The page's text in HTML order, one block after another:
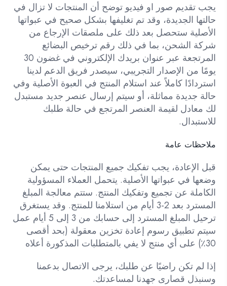
يجب تقديم صور او فيديو توضح أن المنتجات لا تزال في
حالتها الجديدة، وقد تم تغليفها بشكل صحيح في عبواتها
الأصلية ستحصل بعد ذلك على ملصقات الإرجاع من
شركة الشحن، بما في ذلك رقم ترخيص البضائع
المرتجعة عبر عنوان بريدك الإلكتروني في غضون 30
يومًا من الإصدار التجريبي، سيصدر فريق الدعم لدينا
استردادًا كاملاً عند استلام المنتج في العبوة الأصلية وفي
حالة جديدة مماثلة، أو سيتم إرسال عنصر جديد مستبدل
لك معادل لقيمة العنصر المرتجع في حالة طلبك
للاستبدال.
ملاحظات عامة
قبل الإعادة، يجب تفكيك جميع المنتجات حتى يمكن
وضعها في عبواتها الأصلية. يتحمل العملاء المسؤولية
الكاملة عن تجميع وتفكيك المنتج. ستتم معالجة المبلغ
المسترد بعد 2-3 أيام من استلامنا للمنتج. وقد يستغرق
ترحيل المبلغ المسترد إلى حسابك من 3 إلى 5 أيام عمل
سيتم تطبيق رسوم إعادة تخزين معقولة (بحد أقصى
30٪) على أي منتج لا يفي بالمتطلبات المذكورة أعلاه
إذا لم تكن راضيًا عن طلبك، يرجى الاتصال بدعمنا
وسنبذل قصارى جهدنا لمساعدتك.